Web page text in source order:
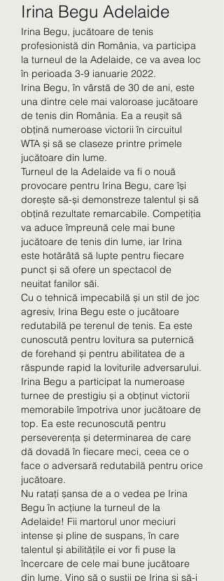
Irina Begu Adelaide
Irina Begu, jucătoare de tenis
profesionistă din România, va participa
la turneul de la Adelaide, ce va avea loc
în perioada 3-9 ianuarie 2022.
Irina Begu, în vârstă de 30 de ani, este
una dintre cele mai valoroase jucătoare
de tenis din România. Ea a reușit să
obțină numeroase victorii în circuitul
WTA și să se claseze printre primele
jucătoare din lume.
Turneul de la Adelaide va fi o nouă
provocare pentru Irina Begu, care își
dorește să-și demonstreze talentul și să
obțină rezultate remarcabile. Competiția
va aduce împreună cele mai bune
jucătoare de tenis din lume, iar Irina
este hotărâtă să lupte pentru fiecare
punct și să ofere un spectacol de
neuitat fanilor săi.
Cu o tehnică impecabilă și un stil de joc
agresiv, Irina Begu este o jucătoare
redutabilă pe terenul de tenis. Ea este
cunoscută pentru lovitura sa puternică
de forehand și pentru abilitatea de a
răspunde rapid la loviturile adversarului.
Irina Begu a participat la numeroase
turnee de prestigiu și a obținut victorii
memorabile împotriva unor jucătoare de
top. Ea este recunoscută pentru
perseverența și determinarea de care
dă dovadă în fiecare meci, ceea ce o
face o adversară redutabilă pentru orice
jucătoare.
Nu ratați șansa de a o vedea pe Irina
Begu în acțiune la turneul de la
Adelaide! Fii martorul unor meciuri
intense și pline de suspans, în care
talentul și abilitățile ei vor fi puse la
încercare de cele mai bune jucătoare
din lume. Vino să o susții pe Irina și să-i